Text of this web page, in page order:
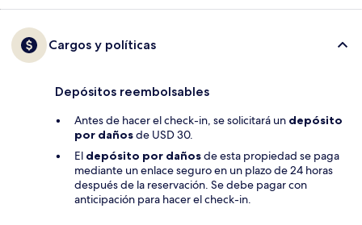
Cargos y políticas
Depósitos reembolsables
Antes de hacer el check-in, se solicitará un depósito
por dañosde USD 30.
El depósito por dañosde esta propiedad se paga
mediante un enlace seguro en un plazo de 24 horas
después de la reservación. Se debe pagar con
anticipación para hacer el check-in.